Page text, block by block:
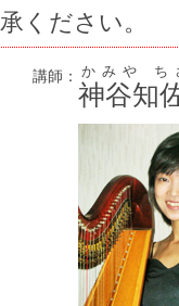
承ください。
講師：
神谷知
かみや ち